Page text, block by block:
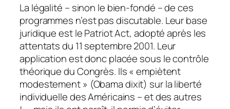
La légalité – sinon le bien-fondé – de ces
programmes n’est pas discutable. Leur base
juridique est le Patriot Act, adopté après les
attentats du 11 septembre 2001. Leur
application est donc placée sous le contrôle
théorique du Congrès. Ils « empiètent
modestement » (Obama dixit) sur la liberté
individuelle des Américains – et des autres